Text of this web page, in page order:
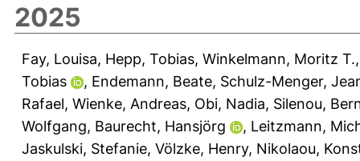
2025
Fay, Louisa, Hepp, Tobias, Winkelmann, Moritz T.
Tobias
, Endemann, Beate, Schulz-Menger,
Rafael, Wienke, Andreas, Obi, Nadia, Silenou,
Wolfgang, Baurecht, Hansjörg , Leitzmann,
Jaskulski, Stefanie, Völzke, Henry, Nikolaou,